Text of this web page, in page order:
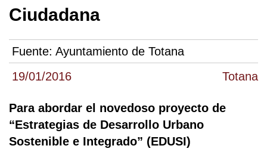
19/01/2016 Totana
Ciudadana
Fuente: Ayuntamiento de Totana
Para abordar el novedoso proyecto de
“Estrategias de Desarrollo Urbano
Sostenible e Integrado” (EDUSI)